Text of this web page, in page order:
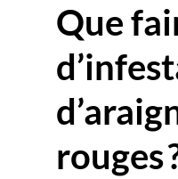
Que
rouges